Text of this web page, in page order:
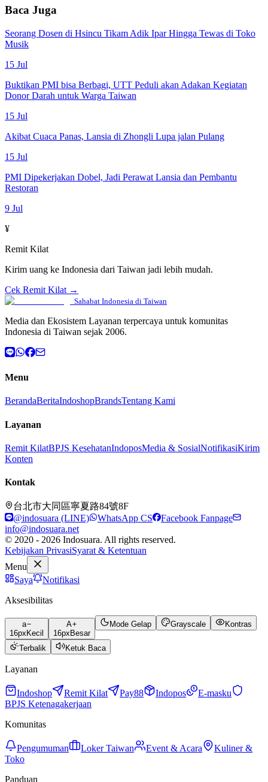
Baca Juga
Seorang Dosen di Hsincu Tikam Adik Ipar Hingga Tewas di Toko
Musik
15 Jul
Buktikan PMI bisa Berbagi, UTT Peduli akan Adakan Kegiatan
Donor Darah untuk Warga Taiwan
15 Jul
Akibat Cuaca Panas, Lansia di Zhongli Lupa jalan Pulang
15 Jul
PMI Dipekerjakan Dobel, Jadi Perawat Lansia dan Pembantu
Restoran
9 Jul
¥
Remit Kilat
Kirim uang ke Indonesia dari Taiwan jadi lebih mudah.
Cek Remit Kilat →
Sahabat Indonesia di Taiwan
Media dan Ekosistem Layanan terpercaya untuk komunitas
Indonesia di Taiwan sejak 2006.
Menu
BerandaBeritaIndoshopBrandsTentang Kami
Layanan
Remit KilatBPJS KesehatanIndoposMedia & SosialNotifikasiKirim
Konten
Kontak
台北市大同區寧夏路84號8F
@indosuara (LINE)
WhatsApp CS
Facebook Fanpage
info@indosuara.net
© 2020 - 2026 Indosuara. All rights reserved.
Kebijakan PrivasiSyarat & Ketentuan
Menu
Saya
Notifikasi
Aksesibilitas
a
16px Kecil
A
16px Besar
Mode Gelap Grayscale Kontras
Terbalik Ketuk Baca
Layanan
Indoshop Remit Kilat Pay88 Indopos
E-masku
BPJS Ketenagakerjaan
Komunitas
Pengumuman Loker Taiwan Event & Acara
Kuliner &
Toko
Panduan